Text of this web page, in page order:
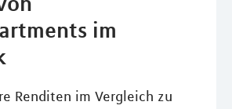
im
Renditen im Vergleich zu